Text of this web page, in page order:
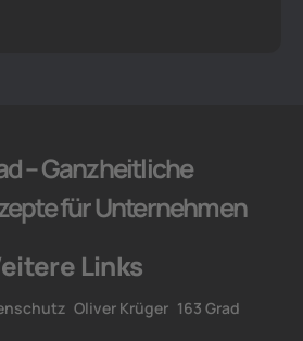
– Ganzheitliche
für Unternehmen
Links
Oliver Krüger 163 Grad